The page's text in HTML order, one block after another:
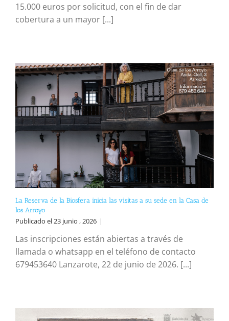
15.000 euros por solicitud, con el fin de dar
cobertura a un mayor [...]
La Reserva de la Biosfera inicia las visitas a su sede en la Casa de
los Arroyo
Publicado el 23 junio , 2026 |
Las inscripciones están abiertas a través de
llamada o whatsapp en el teléfono de contacto
679453640 Lanzarote, 22 de junio de 2026. [...]